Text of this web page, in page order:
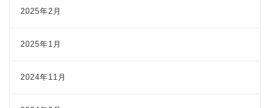
2025年2月
2025年1月
2024年11月